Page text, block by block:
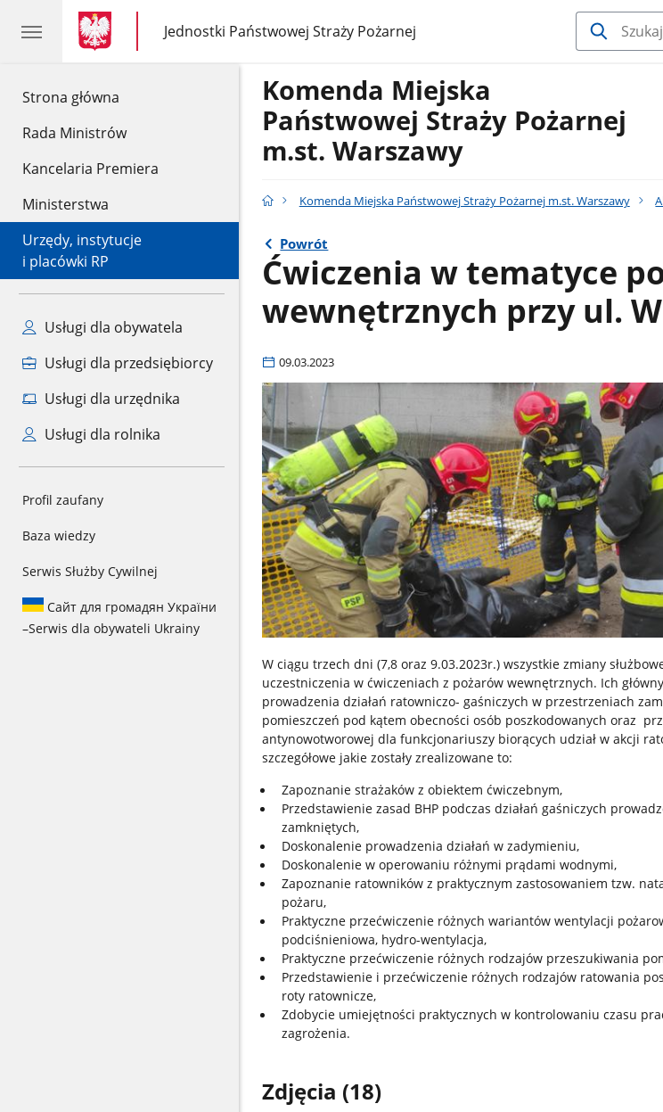
Strona główna
Rada Ministrów
Kancelaria Premiera
Ministerstwa
Urzędy, instytucje
i placówki RP
Usługi dla obywatela
Usługi dla przedsiębiorcy
Usługi dla urzędnika
Usługi dla rolnika
Profil zaufany
Baza wiedzy
Serwis Służby Cywilnej
Сайт для громадян України
–Serwis dla obywateli Ukrainy
gov.pl
gov.pl
Jednostki Państwowej Straży Pożarnej
gov.pl
Jednostki
Państwowej
Komenda Miejska
Państwowej Straży Pożarnej
m.st. Warszawy
Komenda Miejska Państwowej Straży Pożarnej m.st. Warszawy
Powrót
Ćwiczenia w tematyce
wewnętrznych przy ul.
09.03.2023
W ciągu trzech dni (7,8 oraz 9.03.2023r.) wszystkie zmiany
uczestniczenia w ćwiczeniach z pożarów wewnętrznych. Ich
prowadzenia działań ratowniczo- gaśniczych w przestrzeniach
pomieszczeń pod kątem obecności osób poszkodowanych oraz
antynowotworowej dla funkcjonariuszy biorących udział w akcji
szczegółowe jakie zostały zrealizowane to:
Zapoznanie strażaków z obiektem ćwiczebnym,
Przedstawienie zasad BHP podczas działań gaśniczych
zamkniętych,
Doskonalenie prowadzenia działań w zadymieniu,
Doskonalenie w operowaniu różnymi prądami wodnymi,
Zapoznanie ratowników z praktycznym zastosowaniem tzw.
pożaru,
Praktyczne przećwiczenie różnych wariantów wentylacji
podciśnieniowa, hydro-wentylacja,
Praktyczne przećwiczenie różnych rodzajów przeszukiwania
Przedstawienie i przećwiczenie różnych rodzajów ratowania
roty ratownicze,
Zdobycie umiejętności praktycznych w kontrolowaniu czasu
zagrożenia.
Zdjęcia (18)